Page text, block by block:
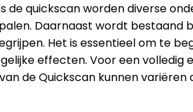
quickscan worden diverse
Daarnaast wordt
Het is essentieel om te
effecten. Voor een volledig
de Quickscan kunnen